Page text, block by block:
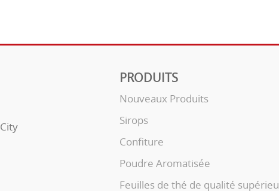
PRODUITS
Nouveaux Produits
Sirops
Confiture
Poudre Aromatisée
Feuilles de thé de qualité